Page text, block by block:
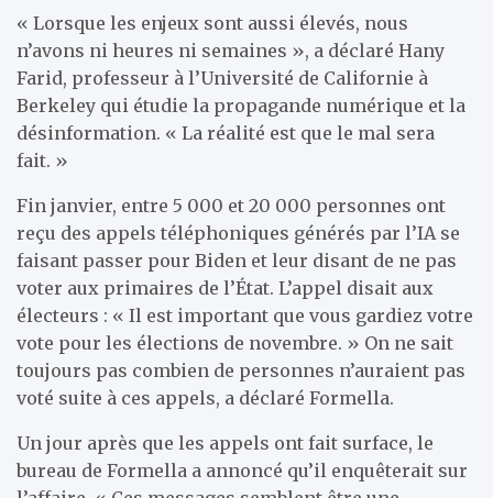
« Lorsque les enjeux sont aussi élevés, nous
n’avons ni heures ni semaines », a déclaré Hany
Farid, professeur à l’Université de Californie à
Berkeley qui étudie la propagande numérique et la
désinformation. « La réalité est que le mal sera
fait. »
Fin janvier, entre 5 000 et 20 000 personnes ont
reçu des appels téléphoniques générés par l’IA se
faisant passer pour Biden et leur disant de ne pas
voter aux primaires de l’État. L’appel disait aux
électeurs : « Il est important que vous gardiez votre
vote pour les élections de novembre. » On ne sait
toujours pas combien de personnes n’auraient pas
voté suite à ces appels, a déclaré Formella.
Un jour après que les appels ont fait surface, le
bureau de Formella a annoncé qu’il enquêterait sur